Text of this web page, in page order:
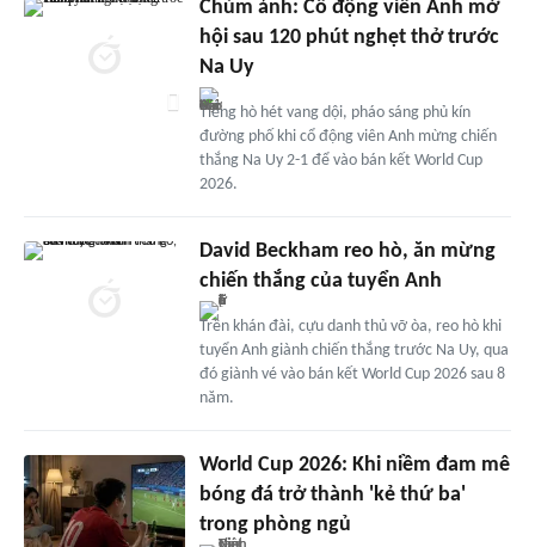
Chùm ảnh: Cổ động viên Anh mở
hội sau 120 phút nghẹt thở trước
Na Uy
Tiếng hò hét vang dội, pháo sáng phủ kín
đường phố khi cổ động viên Anh mừng chiến
thắng Na Uy 2-1 để vào bán kết World Cup
2026.
David Beckham reo hò, ăn mừng
chiến thắng của tuyển Anh
Trên khán đài, cựu danh thủ vỡ òa, reo hò khi
tuyển Anh giành chiến thắng trước Na Uy, qua
đó giành vé vào bán kết World Cup 2026 sau 8
năm.
World Cup 2026: Khi niềm đam mê
bóng đá trở thành 'kẻ thứ ba'
trong phòng ngủ